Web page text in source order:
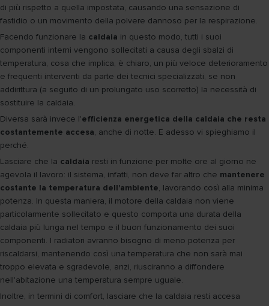
di più rispetto a quella impostata, causando una sensazione di
fastidio o un movimento della polvere dannoso per la respirazione.
Facendo funzionare la caldaia in questo modo, tutti i suoi
componenti interni vengono sollecitati a causa degli sbalzi di
temperatura, cosa che implica, è chiaro, un più veloce deterioramento
e frequenti interventi da parte dei tecnici specializzati, se non
addirittura (a seguito di un prolungato uso scorretto) la necessità di
sostituire la caldaia.
Diversa sarà invece l'efficienza energetica della caldaia che resta
costantemente accesa, anche di notte. E adesso vi spieghiamo il
perché.
Lasciare che la caldaia resti in funzione per molte ore al giorno ne
agevola il lavoro: il sistema, infatti, non deve far altro che mantenere
costante la temperatura dell'ambiente, lavorando così alla minima
potenza. In questa maniera, il motore della caldaia non viene
particolarmente sollecitato e questo comporta una durata della
caldaia più lunga nel tempo e il buon funzionamento dei suoi
componenti. I radiatori avranno bisogno di meno potenza per
riscaldarsi, mantenendo così una temperatura che non sarà mai
troppo elevata e sgradevole, anzi, riusciranno a diffondere
nell'abitazione una temperatura sempre uguale.
Inoltre, in termini di comfort, lasciare che la caldaia resti accesa